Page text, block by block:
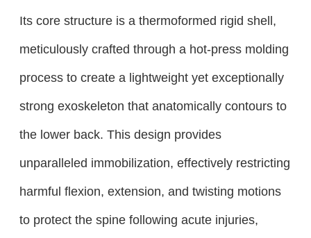
Its core structure is a thermoformed rigid shell,
meticulously crafted through a hot-press molding
process to create a lightweight yet exceptionally
strong exoskeleton that anatomically contours to
the lower back. This design provides
unparalleled immobilization, effectively restricting
harmful flexion, extension, and twisting motions
to protect the spine following acute injuries,